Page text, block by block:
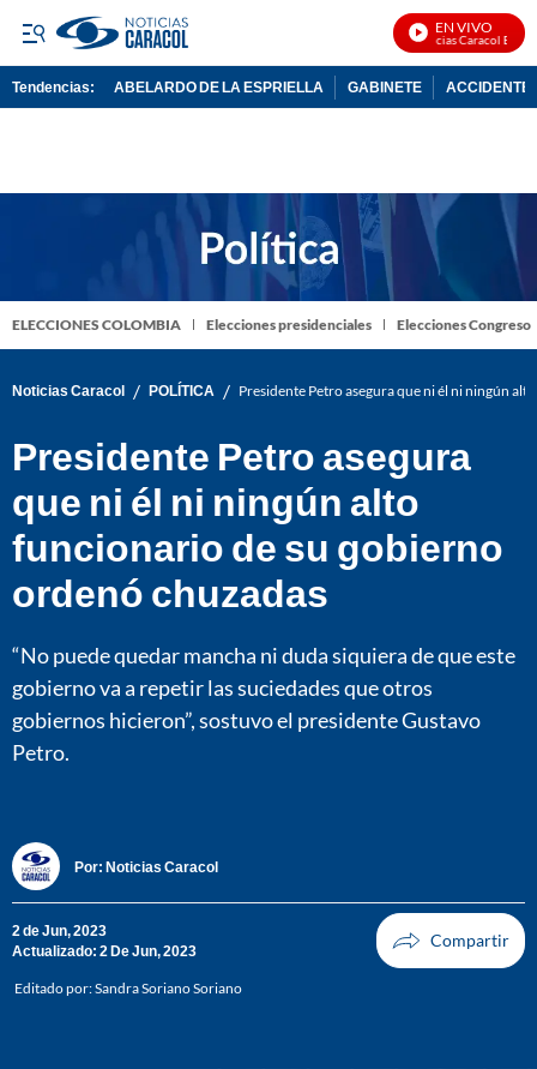
EN VIVO
Noticias Caracol En Vivo
Tendencias: ABELARDO DE LA ESPRIELLA GABINETE ACCIDENTE
ELECCIONES COLOMBIA Elecciones presidenciales Elecciones Congreso
Noticias Caracol / POLÍTICA / Presidente Petro asegura que ni él ni ningún
Presidente Petro asegura
que ni él ni ningún alto
funcionario de su gobierno
ordenó chuzadas
“No puede quedar mancha ni duda siquiera de que este
gobierno va a repetir las suciedades que otros
gobiernos hicieron”, sostuvo el presidente Gustavo
Petro.
Por: Noticias Caracol
2 de Jun, 2023
Actualizado: 2 De Jun, 2023
Editado por:Sandra Soriano Soriano